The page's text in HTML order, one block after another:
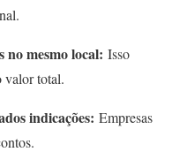
no mesmo local: Isso
valor total.
indicações: Empresas